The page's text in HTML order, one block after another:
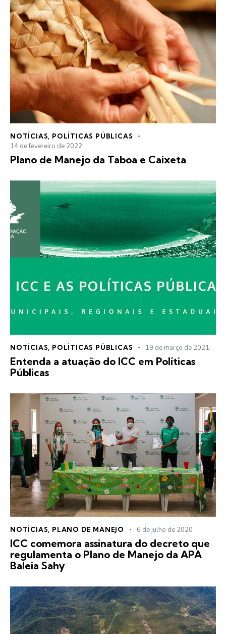
NOTÍCIAS, POLÍTICAS PÚBLICAS
14 de fevereiro de 2022
Plano de Manejo da Taboa e Caixeta
NOTÍCIAS POLÍTICAS PÚBLICAS 19 de março de 2021
Entenda a atuação do ICC em Políticas
Públicas
NOTÍCIAS PLANO DE MANEJO 6 de julho de 2020
ICC comemora assinatura do decreto que
regulamenta o Plano de Manejo da APA
Baleia Sahy